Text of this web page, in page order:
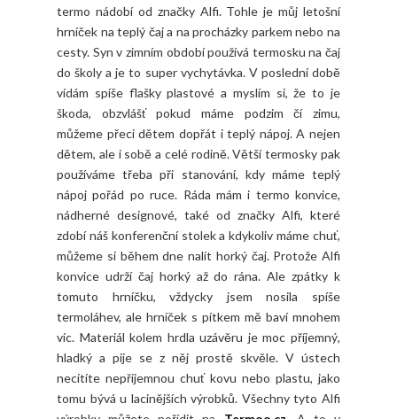
termo nádobí od značky Alfi. Tohle je můj letošní
hrníček na teplý čaj a na procházky parkem nebo na
cesty. Syn v zimním období používá termosku na čaj
do školy a je to super vychytávka. V poslední době
vídám spíše flašky plastové a myslím si, že to je
škoda, obzvlášť pokud máme podzim čí zimu,
můžeme přeci dětem dopřát i teplý nápoj. A nejen
dětem, ale i sobě a celé rodině. Větší termosky pak
používáme třeba při stanování, kdy máme teplý
nápoj pořád po ruce. Ráda mám i termo konvice,
nádherné designové, také od značky Alfi, které
zdobí náš konferenční stolek a kdykoliv máme chuť,
můžeme si během dne nalít horký čaj. Protože Alfi
konvice udrží čaj horký až do rána. Ale zpátky k
tomuto hrníčku, vždycky jsem nosila spíše
termoláhev, ale hrníček s pítkem mě baví mnohem
víc. Materiál kolem hrdla uzávěru je moc příjemný,
hladký a pije se z něj prostě skvěle. V ústech
necítíte nepříjemnou chuť kovu nebo plastu, jako
tomu bývá u lacinějších výrobků. Všechny tyto Alfi